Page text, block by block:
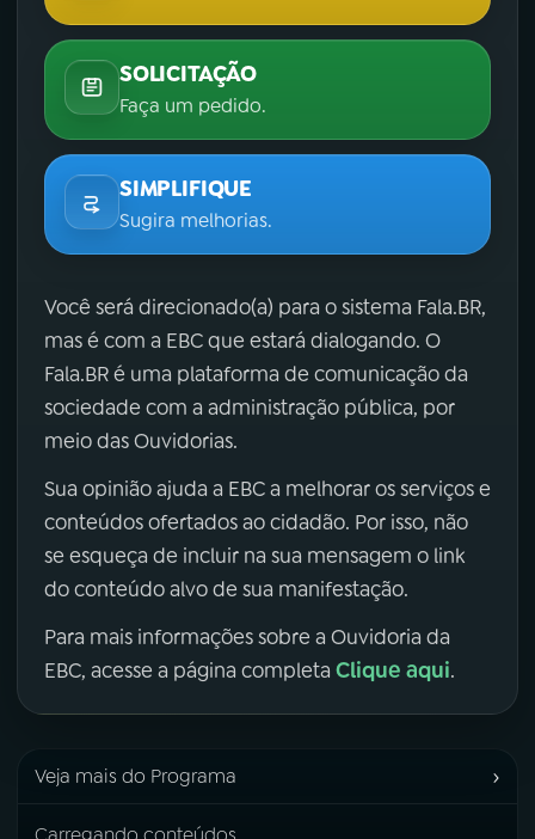
SOLICITAÇÃO
Faça um pedido.
SIMPLIFIQUE
Sugira melhorias.
Você será direcionado(a) para o sistema Fala.BR,
mas é com a EBC que estará dialogando. O
Fala.BR é uma plataforma de comunicação da
sociedade com a administração pública, por
meio das Ouvidorias.
Sua opinião ajuda a EBC a melhorar os serviços e
conteúdos ofertados ao cidadão. Por isso, não
se esqueça de incluir na sua mensagem o link
do conteúdo alvo de sua manifestação.
Para mais informações sobre a Ouvidoria da
EBC, acesse a página completa Clique aqui.
Veja mais do Programa ›